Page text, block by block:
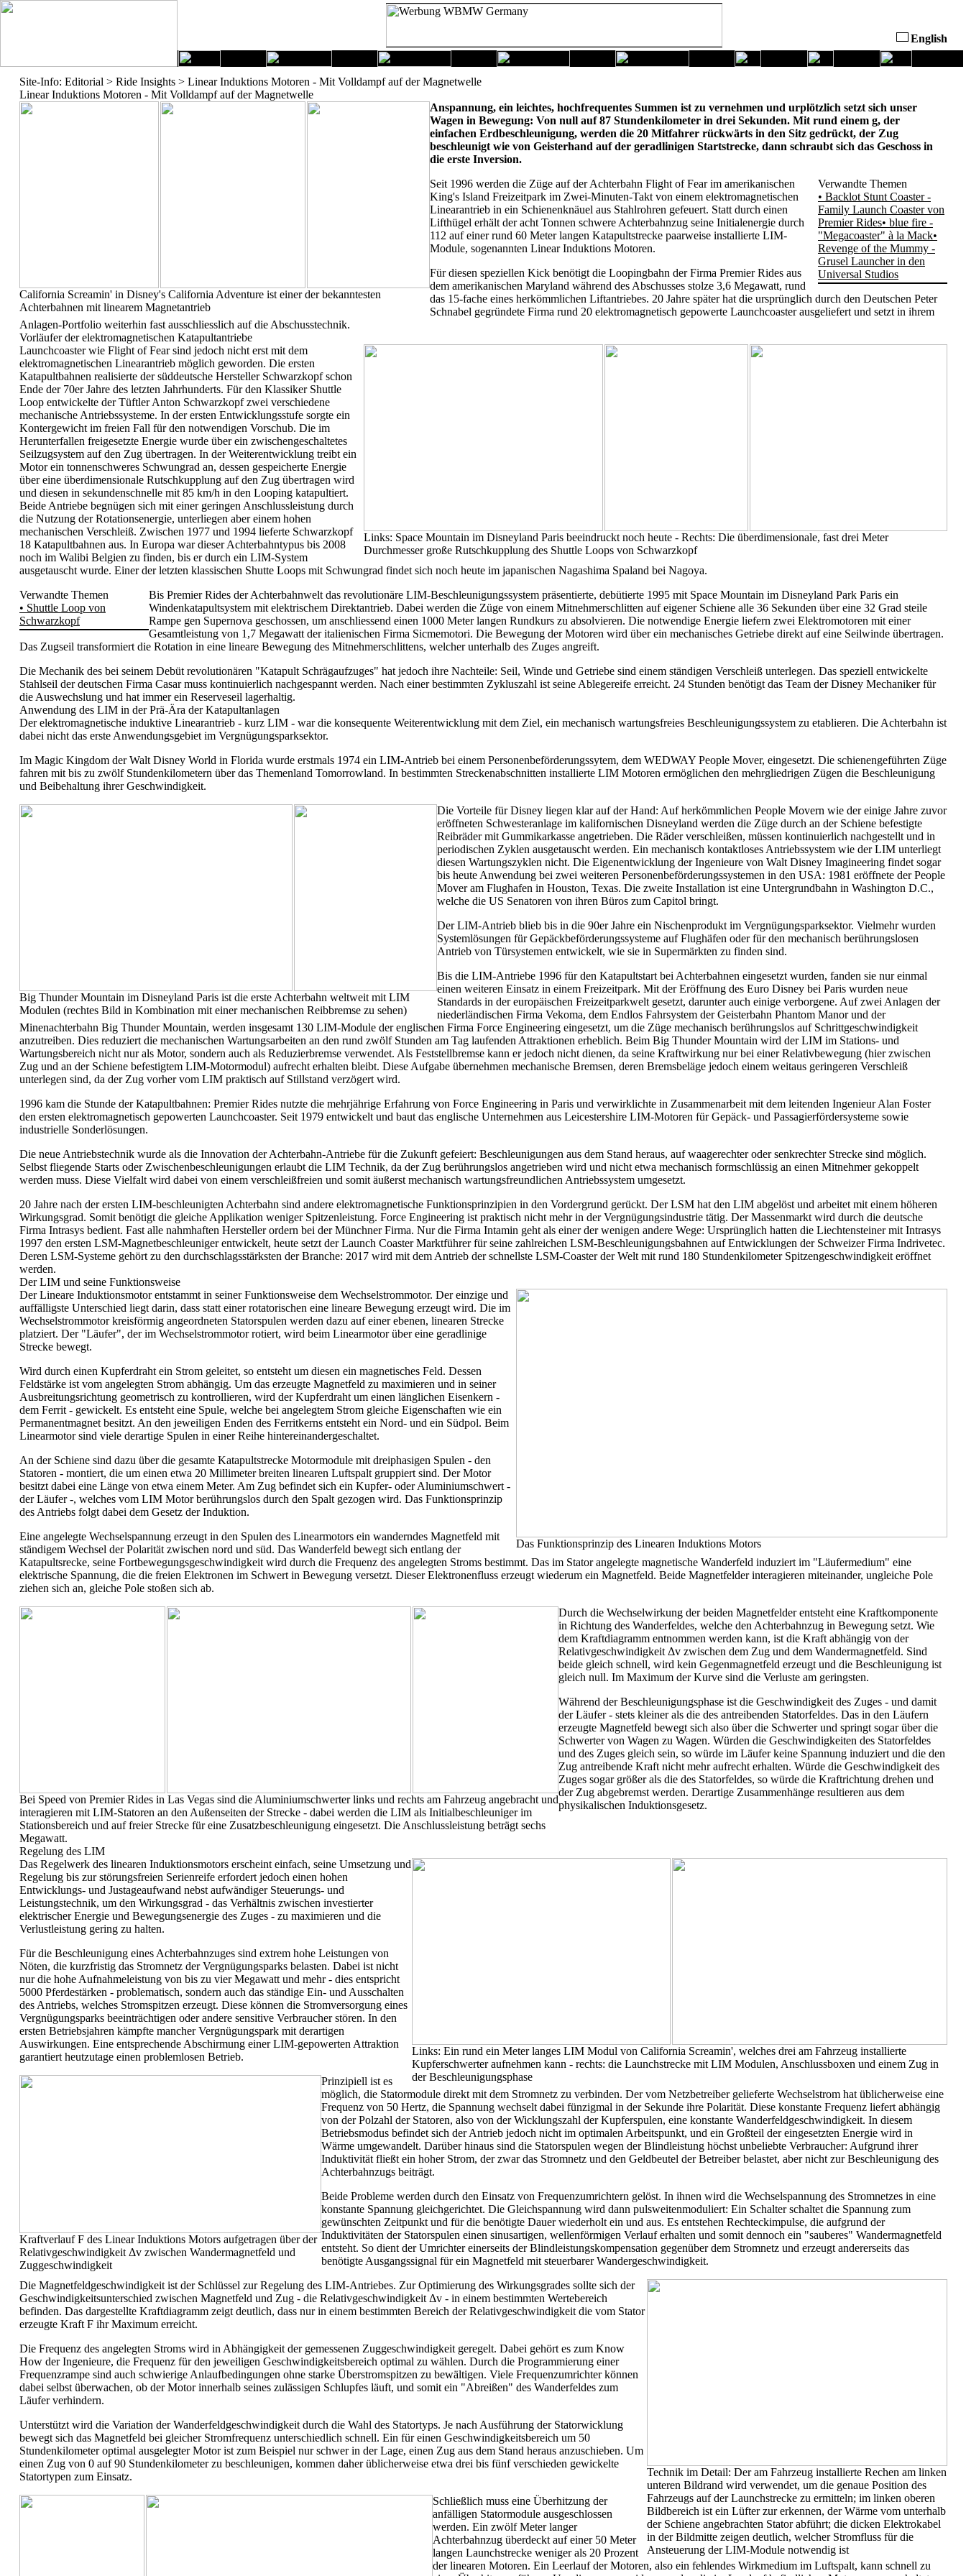
English
Site-Info: Editorial > Ride Insights > Linear Induktions Motoren - Mit Volldampf auf der Magnetwelle
Linear Induktions Motoren - Mit Volldampf auf der Magnetwelle
California Screamin' in Disney's California Adventure ist einer der bekanntesten
Achterbahnen mit linearem Magnetantrieb
Anspannung, ein leichtes, hochfrequentes Summen ist zu vernehmen und urplötzlich setzt sich unser
Wagen in Bewegung: Von null auf 87 Stundenkilometer in drei Sekunden. Mit rund einem g, der
einfachen Erdbeschleunigung, werden die 20 Mitfahrer rückwärts in den Sitz gedrückt, der Zug
beschleunigt wie von Geisterhand auf der geradlinigen Startstrecke, dann schraubt sich das Geschoss in
die erste Inversion.
Verwandte Themen
• Backlot Stunt Coaster -
Family Launch Coaster von
Premier Rides• blue fire -
"Megacoaster" à la Mack•
Revenge of the Mummy -
Grusel Launcher in den
Universal Studios
Seit 1996 werden die Züge auf der Achterbahn Flight of Fear im amerikanischen
King's Island Freizeitpark im Zwei-Minuten-Takt von einem elektromagnetischen
Linearantrieb in ein Schienenknäuel aus Stahlrohren gefeuert. Statt durch einen
Lifthügel erhält der acht Tonnen schwere Achterbahnzug seine Initialenergie durch
112 auf einer rund 60 Meter langen Katapultstrecke paarweise installierte LIM-
Module, sogenannten Linear Induktions Motoren.
Für diesen speziellen Kick benötigt die Loopingbahn der Firma Premier Rides aus
dem amerikanischen Maryland während des Abschusses stolze 3,6 Megawatt, rund
das 15-fache eines herkömmlichen Liftantriebes. 20 Jahre später hat die ursprünglich durch den Deutschen Peter
Schnabel gegründete Firma rund 20 elektromagnetisch gepowerte Launchcoaster ausgeliefert und setzt in ihrem
Anlagen-Portfolio weiterhin fast ausschliesslich auf die Abschusstechnik.
Vorläufer der elektromagnetischen Katapultantriebe
Links: Space Mountain im Disneyland Paris beeindruckt noch heute - Rechts: Die überdimensionale, fast drei Meter
Durchmesser große Rutschkupplung des Shuttle Loops von Schwarzkopf
Launchcoaster wie Flight of Fear sind jedoch nicht erst mit dem
elektromagnetischen Linearantrieb möglich geworden. Die ersten
Katapultbahnen realisierte der süddeutsche Hersteller Schwarzkopf schon
Ende der 70er Jahre des letzten Jahrhunderts. Für den Klassiker Shuttle
Loop entwickelte der Tüftler Anton Schwarzkopf zwei verschiedene
mechanische Antriebssysteme. In der ersten Entwicklungsstufe sorgte ein
Kontergewicht im freien Fall für den notwendigen Vorschub. Die im
Herunterfallen freigesetzte Energie wurde über ein zwischengeschaltetes
Seilzugsystem auf den Zug übertragen. In der Weiterentwicklung treibt ein
Motor ein tonnenschweres Schwungrad an, dessen gespeicherte Energie
über eine überdimensionale Rutschkupplung auf den Zug übertragen wird
und diesen in sekundenschnelle mit 85 km/h in den Looping katapultiert.
Beide Antriebe begnügen sich mit einer geringen Anschlussleistung durch
die Nutzung der Rotationsenergie, unterliegen aber einem hohen
mechanischen Verschleiß. Zwischen 1977 und 1994 lieferte Schwarzkopf
18 Katapultbahnen aus. In Europa war dieser Achterbahntypus bis 2008
noch im Walibi Belgien zu finden, bis er durch ein LIM-System
ausgetauscht wurde. Einer der letzten klassischen Shutte Loops mit Schwungrad findet sich noch heute im japanischen Nagashima Spaland bei Nagoya.
Verwandte Themen
• Shuttle Loop von
Schwarzkopf
Bis Premier Rides der Achterbahnwelt das revolutionäre LIM-Beschleunigungssystem präsentierte, debütierte 1995 mit Space Mountain im Disneyland Park Paris ein
Windenkatapultsystem mit elektrischem Direktantrieb. Dabei werden die Züge von einem Mitnehmerschlitten auf eigener Schiene alle 36 Sekunden über eine 32 Grad steile
Rampe gen Supernova geschossen, um anschliessend einen 1000 Meter langen Rundkurs zu absolvieren. Die notwendige Energie liefern zwei Elektromotoren mit einer
Gesamtleistung von 1,7 Megawatt der italienischen Firma Sicmemotori. Die Bewegung der Motoren wird über ein mechanisches Getriebe direkt auf eine Seilwinde übertragen.
Das Zugseil transformiert die Rotation in eine lineare Bewegung des Mitnehmerschlittens, welcher unterhalb des Zuges angreift.
Die Mechanik des bei seinem Debüt revolutionären "Katapult Schrägaufzuges" hat jedoch ihre Nachteile: Seil, Winde und Getriebe sind einem ständigen Verschleiß unterlegen. Das speziell entwickelte
Stahlseil der deutschen Firma Casar muss kontinuierlich nachgespannt werden. Nach einer bestimmten Zykluszahl ist seine Ablegereife erreicht. 24 Stunden benötigt das Team der Disney Mechaniker für
die Auswechslung und hat immer ein Reserveseil lagerhaltig.
Anwendung des LIM in der Prä-Ära der Katapultanlagen
Der elektromagnetische induktive Linearantrieb - kurz LIM - war die konsequente Weiterentwicklung mit dem Ziel, ein mechanisch wartungsfreies Beschleunigungssystem zu etablieren. Die Achterbahn ist
dabei nicht das erste Anwendungsgebiet im Vergnügungsparksektor.
Im Magic Kingdom der Walt Disney World in Florida wurde erstmals 1974 ein LIM-Antrieb bei einem Personenbeförderungssytem, dem WEDWAY People Mover, eingesetzt. Die schienengeführten Züge
fahren mit bis zu zwölf Stundenkilometern über das Themenland Tomorrowland. In bestimmten Streckenabschnitten installierte LIM Motoren ermöglichen den mehrgliedrigen Zügen die Beschleunigung
und Beibehaltung ihrer Geschwindigkeit.
Big Thunder Mountain im Disneyland Paris ist die erste Achterbahn weltweit mit LIM
Modulen (rechtes Bild in Kombination mit einer mechanischen Reibbremse zu sehen)
Die Vorteile für Disney liegen klar auf der Hand: Auf herkömmlichen People Movern wie der einige Jahre zuvor
eröffneten Schwesteranlage im kalifornischen Disneyland werden die Züge durch an der Schiene befestigte
Reibräder mit Gummikarkasse angetrieben. Die Räder verschleißen, müssen kontinuierlich nachgestellt und in
periodischen Zyklen ausgetauscht werden. Ein mechanisch kontaktloses Antriebssystem wie der LIM unterliegt
diesen Wartungszyklen nicht. Die Eigenentwicklung der Ingenieure von Walt Disney Imagineering findet sogar
bis heute Anwendung bei zwei weiteren Personenbeförderungssystemen in den USA: 1981 eröffnete der People
Mover am Flughafen in Houston, Texas. Die zweite Installation ist eine Untergrundbahn in Washington D.C.,
welche die US Senatoren von ihren Büros zum Capitol bringt.
Der LIM-Antrieb blieb bis in die 90er Jahre ein Nischenprodukt im Vergnügungsparksektor. Vielmehr wurden
Systemlösungen für Gepäckbeförderungssysteme auf Flughäfen oder für den mechanisch berührungslosen
Antrieb von Türsystemen entwickelt, wie sie in Supermärkten zu finden sind.
Bis die LIM-Antriebe 1996 für den Katapultstart bei Achterbahnen eingesetzt wurden, fanden sie nur einmal
einen weiteren Einsatz in einem Freizeitpark. Mit der Eröffnung des Euro Disney bei Paris wurden neue
Standards in der europäischen Freizeitparkwelt gesetzt, darunter auch einige verborgene. Auf zwei Anlagen der
niederländischen Firma Vekoma, dem Endlos Fahrsystem der Geisterbahn Phantom Manor und der
Minenachterbahn Big Thunder Mountain, werden insgesamt 130 LIM-Module der englischen Firma Force Engineering eingesetzt, um die Züge mechanisch berührungslos auf Schrittgeschwindigkeit
anzutreiben. Dies reduziert die mechanischen Wartungsarbeiten an den rund zwölf Stunden am Tag laufenden Attraktionen erheblich. Beim Big Thunder Mountain wird der LIM im Stations- und
Wartungsbereich nicht nur als Motor, sondern auch als Reduzierbremse verwendet. Als Feststellbremse kann er jedoch nicht dienen, da seine Kraftwirkung nur bei einer Relativbewegung (hier zwischen
Zug und an der Schiene befestigtem LIM-Motormodul) aufrecht erhalten bleibt. Diese Aufgabe übernehmen mechanische Bremsen, deren Bremsbeläge jedoch einem weitaus geringeren Verschleiß
unterlegen sind, da der Zug vorher vom LIM praktisch auf Stillstand verzögert wird.
1996 kam die Stunde der Katapultbahnen: Premier Rides nutzte die mehrjährige Erfahrung von Force Engineering in Paris und verwirklichte in Zusammenarbeit mit dem leitenden Ingenieur Alan Foster
den ersten elektromagnetisch gepowerten Launchcoaster. Seit 1979 entwickelt und baut das englische Unternehmen aus Leicestershire LIM-Motoren für Gepäck- und Passagierfördersysteme sowie
industrielle Sonderlösungen.
Die neue Antriebstechnik wurde als die Innovation der Achterbahn-Antriebe für die Zukunft gefeiert: Beschleunigungen aus dem Stand heraus, auf waagerechter oder senkrechter Strecke sind möglich.
Selbst fliegende Starts oder Zwischenbeschleunigungen erlaubt die LIM Technik, da der Zug berührungslos angetrieben wird und nicht etwa mechanisch formschlüssig an einen Mitnehmer gekoppelt
werden muss. Diese Vielfalt wird dabei von einem verschleißfreien und somit äußerst mechanisch wartungsfreundlichen Antriebssystem umgesetzt.
20 Jahre nach der ersten LIM-beschleunigten Achterbahn sind andere elektromagnetische Funktionsprinzipien in den Vordergrund gerückt. Der LSM hat den LIM abgelöst und arbeitet mit einem höheren
Wirkungsgrad. Somit benötigt die gleiche Applikation weniger Spitzenleistung. Force Engineering ist praktisch nicht mehr in der Vergnügungsindustrie tätig. Der Massenmarkt wird durch die deutsche
Firma Intrasys bedient. Fast alle nahmhaften Hersteller ordern bei der Münchner Firma. Nur die Firma Intamin geht als einer der wenigen andere Wege: Ursprünglich hatten die Liechtensteiner mit Intrasys
1997 den ersten LSM-Magnetbeschleuniger entwickelt, heute setzt der Launch Coaster Marktführer für seine zahlreichen LSM-Beschleunigungsbahnen auf Entwicklungen der Schweizer Firma Indrivetec.
Deren LSM-Systeme gehört zu den durchschlagsstärksten der Branche: 2017 wird mit dem Antrieb der schnellste LSM-Coaster der Welt mit rund 180 Stundenkilometer Spitzengeschwindigkeit eröffnet
werden.
Der LIM und seine Funktionsweise
Das Funktionsprinzip des Linearen Induktions Motors
Der Lineare Induktionsmotor entstammt in seiner Funktionsweise dem Wechselstrommotor. Der einzige und
auffälligste Unterschied liegt darin, dass statt einer rotatorischen eine lineare Bewegung erzeugt wird. Die im
Wechselstrommotor kreisförmig angeordneten Statorspulen werden dazu auf einer ebenen, linearen Strecke
platziert. Der "Läufer", der im Wechselstrommotor rotiert, wird beim Linearmotor über eine geradlinige
Strecke bewegt.
Wird durch einen Kupferdraht ein Strom geleitet, so entsteht um diesen ein magnetisches Feld. Dessen
Feldstärke ist vom angelegten Strom abhängig. Um das erzeugte Magnetfeld zu maximieren und in seiner
Ausbreitungsrichtung geometrisch zu kontrollieren, wird der Kupferdraht um einen länglichen Eisenkern -
dem Ferrit - gewickelt. Es entsteht eine Spule, welche bei angelegtem Strom gleiche Eigenschaften wie ein
Permanentmagnet besitzt. An den jeweiligen Enden des Ferritkerns entsteht ein Nord- und ein Südpol. Beim
Linearmotor sind viele derartige Spulen in einer Reihe hintereinandergeschaltet.
An der Schiene sind dazu über die gesamte Katapultstrecke Motormodule mit dreiphasigen Spulen - den
Statoren - montiert, die um einen etwa 20 Millimeter breiten linearen Luftspalt gruppiert sind. Der Motor
besitzt dabei eine Länge von etwa einem Meter. Am Zug befindet sich ein Kupfer- oder Aluminiumschwert -
der Läufer -, welches vom LIM Motor berührungslos durch den Spalt gezogen wird. Das Funktionsprinzip
des Antriebs folgt dabei dem Gesetz der Induktion.
Eine angelegte Wechselspannung erzeugt in den Spulen des Linearmotors ein wanderndes Magnetfeld mit
ständigem Wechsel der Polarität zwischen nord und süd. Das Wanderfeld bewegt sich entlang der
Katapultsrecke, seine Fortbewegungsgeschwindigkeit wird durch die Frequenz des angelegten Stroms bestimmt. Das im Stator angelegte magnetische Wanderfeld induziert im "Läufermedium" eine
elektrische Spannung, die die freien Elektronen im Schwert in Bewegung versetzt. Dieser Elektronenfluss erzeugt wiederum ein Magnetfeld. Beide Magnetfelder interagieren miteinander, ungleiche Pole
ziehen sich an, gleiche Pole stoßen sich ab.
Bei Speed von Premier Rides in Las Vegas sind die Aluminiumschwerter links und rechts am Fahrzeug angebracht und
interagieren mit LIM-Statoren an den Außenseiten der Strecke - dabei werden die LIM als Initialbeschleuniger im
Stationsbereich und auf freier Strecke für eine Zusatzbeschleunigung eingesetzt. Die Anschlussleistung beträgt sechs
Megawatt.
Durch die Wechselwirkung der beiden Magnetfelder entsteht eine Kraftkomponente
in Richtung des Wanderfeldes, welche den Achterbahnzug in Bewegung setzt. Wie
dem Kraftdiagramm entnommen werden kann, ist die Kraft abhängig von der
Relativgeschwindigkeit Δv zwischen dem Zug und dem Wandermagnetfeld. Sind
beide gleich schnell, wird kein Gegenmagnetfeld erzeugt und die Beschleunigung ist
gleich null. Im Maximum der Kurve sind die Verluste am geringsten.
Während der Beschleunigungsphase ist die Geschwindigkeit des Zuges - und damit
der Läufer - stets kleiner als die des antreibenden Statorfeldes. Das in den Läufern
erzeugte Magnetfeld bewegt sich also über die Schwerter und springt sogar über die
Schwerter von Wagen zu Wagen. Würden die Geschwindigkeiten des Statorfeldes
und des Zuges gleich sein, so würde im Läufer keine Spannung induziert und die den
Zug antreibende Kraft nicht mehr aufrecht erhalten. Würde die Geschwindigkeit des
Zuges sogar größer als die des Statorfeldes, so würde die Kraftrichtung drehen und
der Zug abgebremst werden. Derartige Zusammenhänge resultieren aus dem
physikalischen Induktionsgesetz.
Regelung des LIM
Links: Ein rund ein Meter langes LIM Modul von California Screamin', welches drei am Fahrzeug installierte
Kupferschwerter aufnehmen kann - rechts: die Launchstrecke mit LIM Modulen, Anschlussboxen und einem Zug in
der Beschleunigungsphase
Das Regelwerk des linearen Induktionsmotors erscheint einfach, seine Umsetzung und
Regelung bis zur störungsfreien Serienreife erfordert jedoch einen hohen
Entwicklungs- und Justageaufwand nebst aufwändiger Steuerungs- und
Leistungstechnik, um den Wirkungsgrad - das Verhältnis zwischen investierter
elektrischer Energie und Bewegungsenergie des Zuges - zu maximieren und die
Verlustleistung gering zu halten.
Für die Beschleunigung eines Achterbahnzuges sind extrem hohe Leistungen von
Nöten, die kurzfristig das Stromnetz der Vergnügungsparks belasten. Dabei ist nicht
nur die hohe Aufnahmeleistung von bis zu vier Megawatt und mehr - dies entspricht
5000 Pferdestärken - problematisch, sondern auch das ständige Ein- und Ausschalten
des Antriebs, welches Stromspitzen erzeugt. Diese können die Stromversorgung eines
Vergnügungsparks beeinträchtigen oder andere sensitive Verbraucher stören. In den
ersten Betriebsjahren kämpfte mancher Vergnügungspark mit derartigen
Auswirkungen. Eine entsprechende Abschirmung einer LIM-gepowerten Attraktion
garantiert heutzutage einen problemlosen Betrieb.
Kraftverlauf F des Linear Induktions Motors aufgetragen über der
Relativgeschwindigkeit Δv zwischen Wandermagnetfeld und
Zuggeschwindigkeit
Prinzipiell ist es
möglich, die Statormodule direkt mit dem Stromnetz zu verbinden. Der vom Netzbetreiber gelieferte Wechselstrom hat üblicherweise eine
Frequenz von 50 Hertz, die Spannung wechselt dabei fünzigmal in der Sekunde ihre Polarität. Diese konstante Frequenz liefert abhängig
von der Polzahl der Statoren, also von der Wicklungszahl der Kupferspulen, eine konstante Wanderfeldgeschwindigkeit. In diesem
Betriebsmodus befindet sich der Antrieb jedoch nicht im optimalen Arbeitspunkt, und ein Großteil der eingesetzten Energie wird in
Wärme umgewandelt. Darüber hinaus sind die Statorspulen wegen der Blindleistung höchst unbeliebte Verbraucher: Aufgrund ihrer
Induktivität fließt ein hoher Strom, der zwar das Stromnetz und den Geldbeutel der Betreiber belastet, aber nicht zur Beschleunigung des
Achterbahnzugs beiträgt.
Beide Probleme werden durch den Einsatz von Frequenzumrichtern gelöst. In ihnen wird die Wechselspannung des Stromnetzes in eine
konstante Spannung gleichgerichtet. Die Gleichspannung wird dann pulsweitenmoduliert: Ein Schalter schaltet die Spannung zum
gewünschten Zeitpunkt und für die benötigte Dauer wiederholt ein und aus. Es entstehen Rechteckimpulse, die aufgrund der
Induktivitäten der Statorspulen einen sinusartigen, wellenförmigen Verlauf erhalten und somit dennoch ein "sauberes" Wandermagnetfeld
entsteht. So dient der Umrichter einerseits der Blindleistungskompensation gegenüber dem Stromnetz und erzeugt andererseits das
benötigte Ausgangssignal für ein Magnetfeld mit steuerbarer Wandergeschwindigkeit.
Technik im Detail: Der am Fahrzeug installierte Rechen am linken
unteren Bildrand wird verwendet, um die genaue Position des
Fahrzeugs auf der Launchstrecke zu ermitteln; im linken oberen
Bildbereich ist ein Lüfter zur erkennen, der Wärme vom unterhalb
der Schiene angebrachten Stator abführt; die dicken Elektrokabel
in der Bildmitte zeigen deutlich, welcher Stromfluss für die
Ansteuerung der LIM-Module notwendig ist
Die Magnetfeldgeschwindigkeit ist der Schlüssel zur Regelung des LIM-Antriebes. Zur Optimierung des Wirkungsgrades sollte sich der
Geschwindigkeitsunterschied zwischen Magnetfeld und Zug - die Relativgeschwindigkeit Δv - in einem bestimmten Wertebereich
befinden. Das dargestellte Kraftdiagramm zeigt deutlich, dass nur in einem bestimmten Bereich der Relativgeschwindigkeit die vom Stator
erzeugte Kraft F ihr Maximum erreicht.
Die Frequenz des angelegten Stroms wird in Abhängigkeit der gemessenen Zuggeschwindigkeit geregelt. Dabei gehört es zum Know
How der Ingenieure, die Frequenz für den jeweiligen Geschwindigkeitsbereich optimal zu wählen. Durch die Programmierung einer
Frequenzrampe sind auch schwierige Anlaufbedingungen ohne starke Überstromspitzen zu bewältigen. Viele Frequenzumrichter können
dabei selbst überwachen, ob der Motor innerhalb seines zulässigen Schlupfes läuft, und somit ein "Abreißen" des Wanderfeldes zum
Läufer verhindern.
Unterstützt wird die Variation der Wanderfeldgeschwindigkeit durch die Wahl des Statortyps. Je nach Ausführung der Statorwicklung
bewegt sich das Magnetfeld bei gleicher Stromfrequenz unterschiedlich schnell. Ein für einen Geschwindigkeitsbereich um 50
Stundenkilometer optimal ausgelegter Motor ist zum Beispiel nur schwer in der Lage, einen Zug aus dem Stand heraus anzuschieben. Um
einen Zug von 0 auf 90 Stundenkilometer zu beschleunigen, kommen daher üblicherweise etwa drei bis fünf verschieden gewickelte
Statortypen zum Einsatz.
Schließlich muss eine Überhitzung der
anfälligen Statormodule ausgeschlossen
werden. Ein zwölf Meter langer
Achterbahnzug überdeckt auf einer 50 Meter
langen Launchstrecke weniger als 20 Prozent
der linearen Motoren. Ein Leerlauf der Motoren, also ein fehlendes Wirkmedium im Luftspalt, kann schnell zu